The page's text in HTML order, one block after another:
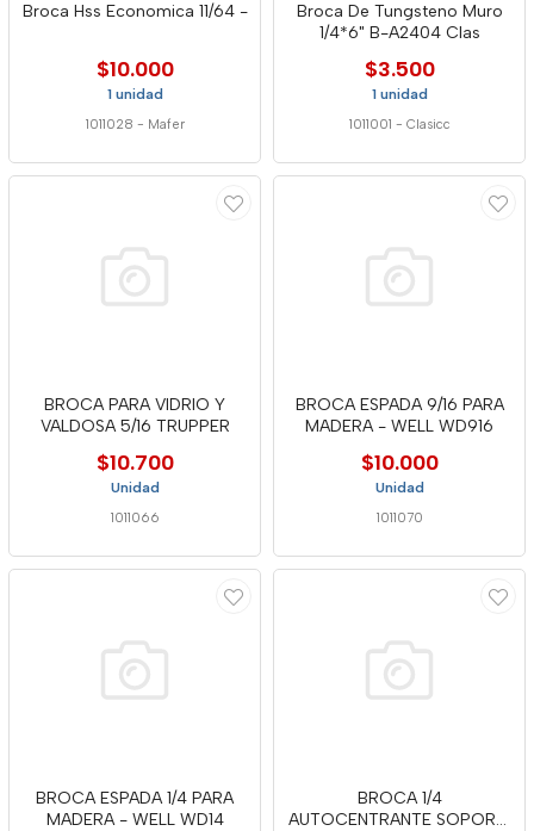
Broca Hss Economica 11/64 -
$10.000
1 unidad
1011028 - Mafer
Broca De Tungsteno Muro
1/4*6" B-A2404 Clas
$3.500
1 unidad
1011001 - Clasicc
BROCA PARA VIDRIO Y
VALDOSA 5/16 TRUPPER
$10.700
Unidad
1011066
BROCA ESPADA 9/16 PARA
MADERA - WELL WD916
$10.000
Unidad
1011070
BROCA ESPADA 1/4 PARA
MADERA - WELL WD14
BROCA 1/4
AUTOCENTRANTE SOPORT.